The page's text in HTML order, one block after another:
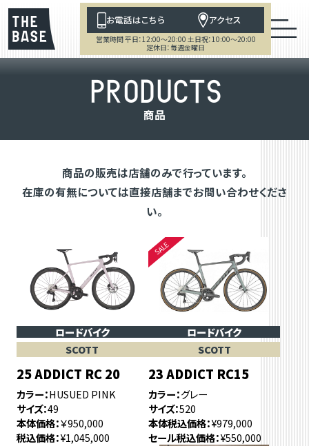
お電話はこちら アクセス
営業時間 平日：12:00～20:00 土日祝：10:00～20:00
定休日：毎週金曜日
PRODUCTS
商品
商品の販売は店舗のみで行っています。
在庫の有無については直接店舗までお問い合わせくださ
い。
ロードバイク
SCOTT
25 ADDICT RC 20
カラー HUSUED PINK
サイズ 49
本体価格 ￥950,000
税込価格 ¥1,045,000
ロードバイク
SCOTT
23 ADDICT RC15
カラー グレー
サイズ 520
本体税込価格 ¥979,000
セール税込価格 ¥550,000